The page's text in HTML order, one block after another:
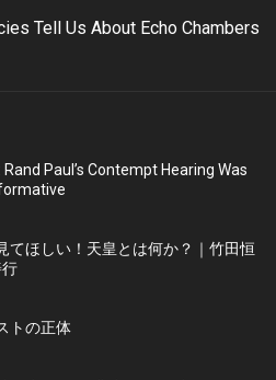
Tell Us About Echo Chambers
Rand Paul’s Contempt Hearing Was
てほしい！天皇とは何か？｜竹田恒
トの正体